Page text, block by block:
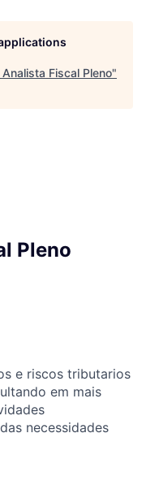
Fiscal Pleno"
Pleno
e riscos tributarios
em mais
necessidades